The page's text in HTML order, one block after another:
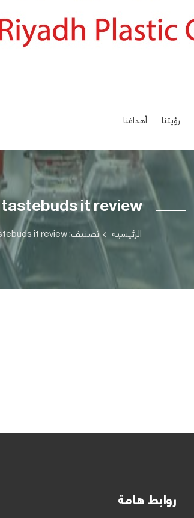
رؤيتنا أهدافنا
tastebuds it review
الرئيسية تصنيف: tastebuds it review
روابط هامة